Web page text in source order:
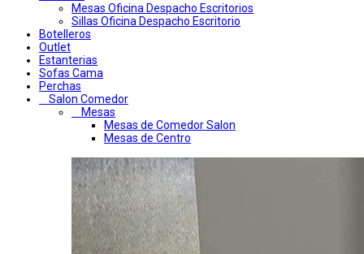
Mesas Oficina Despacho Escritorios
Sillas Oficina Despacho Escritorio
Botelleros
Outlet
Estanterias
Sofas Cama
Perchas
Salon Comedor
Mesas
Mesas de Comedor Salon
Mesas de Centro